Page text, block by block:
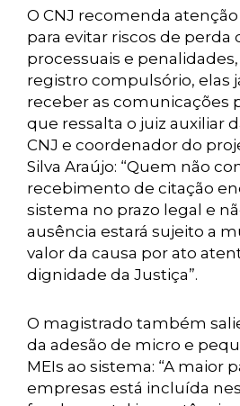
O CNJ recomenda
para evitar riscos de perda
processuais e
registro compulsório, elas
receber as comunicações
que ressalta o juiz auxiliar
CNJ e coordenador do
Silva Araújo: “Quem não
recebimento de citação
sistema no prazo legal e
ausência estará sujeito a
valor da causa por ato
dignidade da Justiça”.
O magistrado também
da adesão de micro e
MEIs ao sistema: “A maior
empresas está incluída